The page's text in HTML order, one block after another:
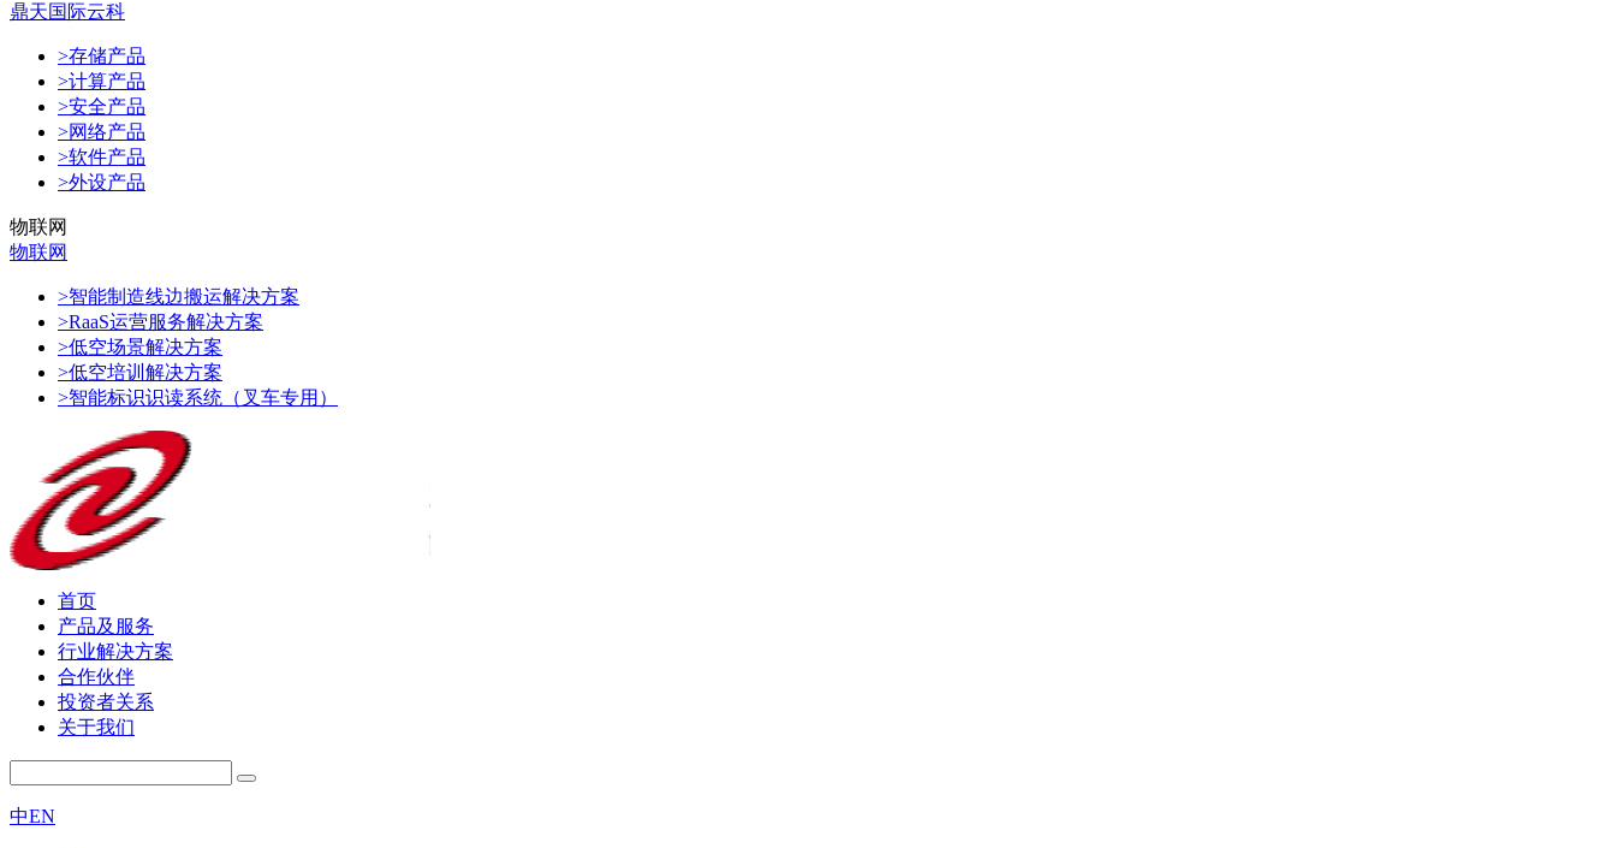
鼎天国际云科
>存储产品
>计算产品
>安全产品
>网络产品
>软件产品
>外设产品
物联网
物联网
>智能制造线边搬运解决方案
>RaaS运营服务解决方案
>低空场景解决方案
>低空培训解决方案
>智能标识识读系统（叉车专用）
首页
产品及服务
行业解决方案
合作伙伴
投资者关系
关于我们
中EN